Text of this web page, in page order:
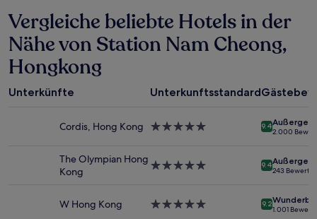
den
letzten
24 Stunden
für
einen
Aufenthalt
mit
2 Erwachsenen
Vergleiche beliebte Hotels in der
Nähe von Station Nam Cheong,
Hongkong
Unterkünfte Unterkunftsstandard
Cordis, Hong Kong
5.0-
9.4
2.000
The Olympian Hong
Kong
5.0-
9.4
243
W Hong Kong
5.0-
9.2
1.001